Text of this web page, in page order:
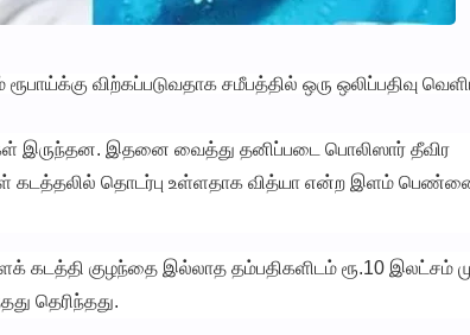
விற்கப்படுவதாக சமீபத்தில் ஒரு ஒலிப்பதிவு
இருந்தன. இதனை வைத்து தனிப்படை பொலிஸார் தீவிர
கடத்தலில் தொடர்பு உள்ளதாக வித்யா என்ற இளம்
கடத்தி குழந்தை இல்லாத தம்பதிகளிடம் ரூ.10 இலட்சம்
தெரிந்தது.